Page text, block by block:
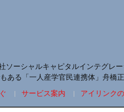
ーシャルキャピタルインテグレ
る「一人産学官民連携体」舟橋正
サービス案内 アイリンク